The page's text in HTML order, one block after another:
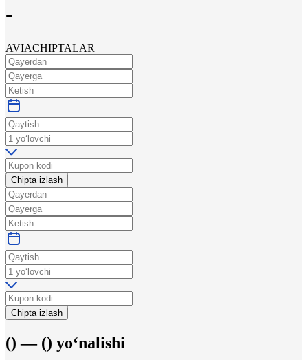
-
AVIACHIPTALAR
Chipta izlash
Chipta izlash
() — () yo‘nalishi